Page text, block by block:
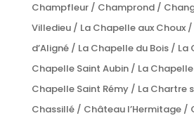
Champfleur / Champrond /
Villedieu / La Chapelle aux Choux
d’Aligné / La Chapelle du Bois /
Chapelle Saint Aubin / La
Chapelle Saint Rémy / La Chartre
Chassillé / Château l’Hermitage /